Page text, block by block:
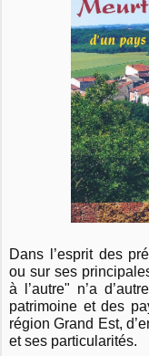
Dans l’esprit des
ou sur ses
à l’autre" n’a
patrimoine et des
région Grand Est,
et ses particularités.